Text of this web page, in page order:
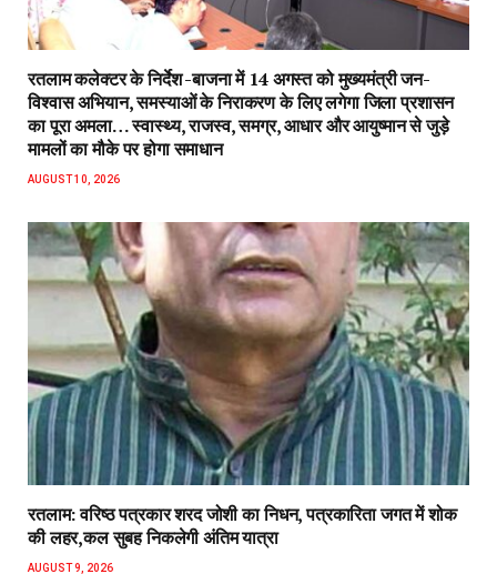
रतलाम कलेक्टर के निर्देश -बाजना में 14 अगस्त को मुख्यमंत्री जन-
विश्वास अभियान, समस्याओं के निराकरण के लिए लगेगा जिला प्रशासन
का पूरा अमला… स्वास्थ्य, राजस्व, समग्र, आधार और आयुष्मान से जुड़े
मामलों का मौके पर होगा समाधान
AUGUST 10, 2026
रतलाम: वरिष्ठ पत्रकार शरद जोशी का निधन, पत्रकारिता जगत में शोक
की लहर,कल सुबह निकलेगी अंतिम यात्रा
AUGUST 9, 2026